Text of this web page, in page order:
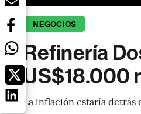
NEGOCIOS
Refinería
US$18.000
La inflación estaría detrás